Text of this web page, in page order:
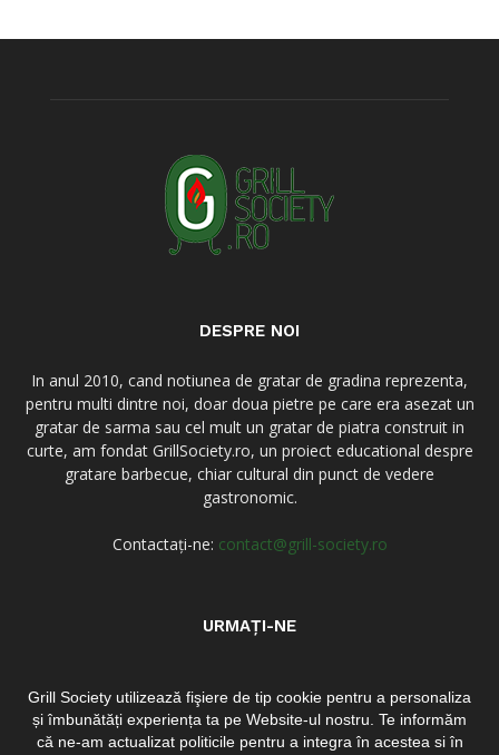
Grill Society utilizează fişiere de tip cookie pentru a personaliza
și îmbunătăți experiența ta pe Website-ul nostru. Te informăm
că ne-am actualizat politicile pentru a integra în acestea si în
DESPRE NOI
In anul 2010, cand notiunea de gratar de gradina reprezenta,
pentru multi dintre noi, doar doua pietre pe care era asezat un
gratar de sarma sau cel mult un gratar de piatra construit in
curte, am fondat GrillSociety.ro, un proiect educational despre
gratare barbecue, chiar cultural din punct de vedere
gastronomic.
Contactați-ne: contact@grill-society.ro
URMAȚI-NE